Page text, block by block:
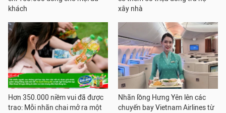
khách
xây nhà
Hơn 350.000 niềm vui đã được
trao: Mỗi nhãn chai mở ra một
Nhãn lồng Hưng Yên lên các
chuyến bay Vietnam Airlines từ